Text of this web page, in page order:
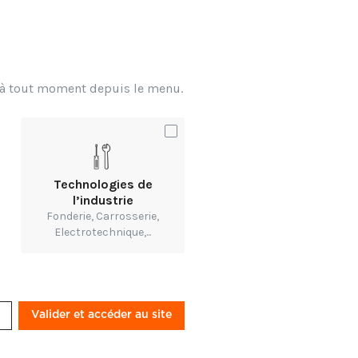
des plantes
détaillées sur
l'environnement et
détaillé et des
tout moment depuis le menu.
Technologies de
l’industrie
Fonderie, Carrosserie,
Electrotechnique,...
Valider et accéder au site